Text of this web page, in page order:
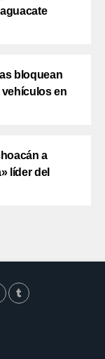
bloquean
en
a
líder del